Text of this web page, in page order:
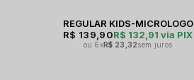
REGULAR KIDS-MICROLOGO
R$ 132,91 via PIX
R$ 139,90
6xR$ 23,32sem juros